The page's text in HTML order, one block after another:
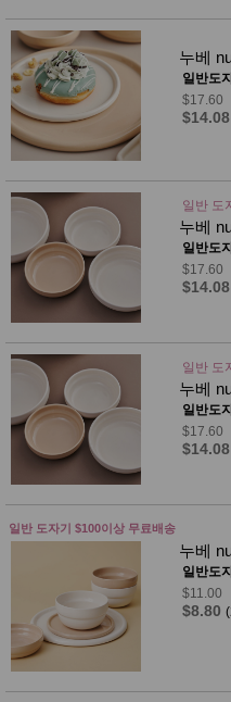
누베
일반도
$17.60
$14.08
일반 도
누베
일반도
$17.60
$14.08
일반 도
누베
일반도
$17.60
$14.08
일반 도자기 $100이상 무료배송
누베
일반도
$11.00
$8.80